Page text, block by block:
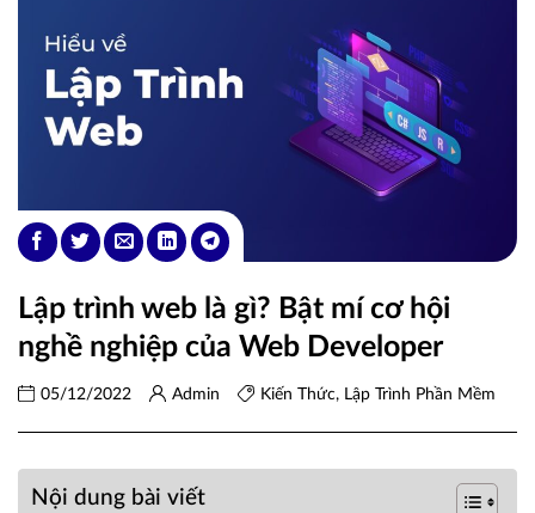
Lập trình web là gì? Bật mí cơ hội
nghề nghiệp của Web Developer
05/12/2022 Admin Kiến Thức, Lập Trình Phần Mềm
Nội dung bài viết